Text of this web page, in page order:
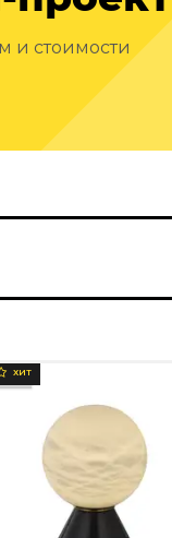
и стоимости
ХИТ